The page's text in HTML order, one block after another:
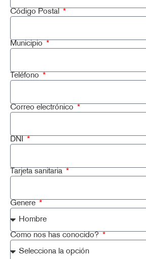
Código Postal
Municipio
Teléfono
Correo electrónico
DNI
Tarjeta sanitaria
Genere
Como nos has conocido?